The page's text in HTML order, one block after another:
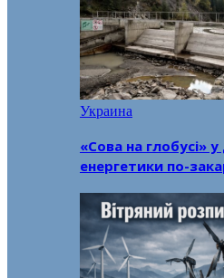
Украина
«Сова на глобусі»
енергетики по-